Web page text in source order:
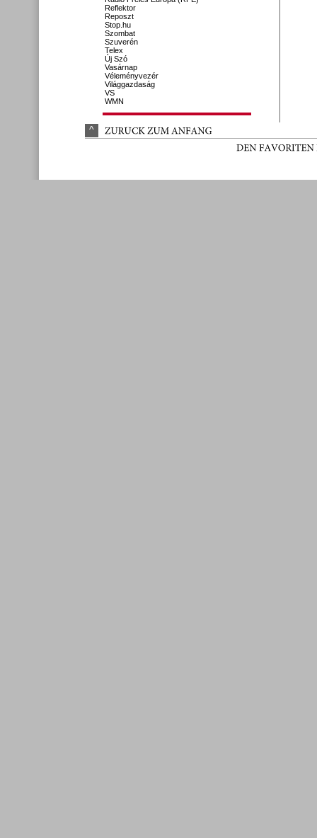
Reflektor
Reposzt
Stop.hu
Szombat
Szuverén
Telex
Új Szó
Vasárnap
Véleményvezér
Világgazdaság
VS
WMN
^ ZURÜCK ZUM ANFANG
DEN FAVORITEN